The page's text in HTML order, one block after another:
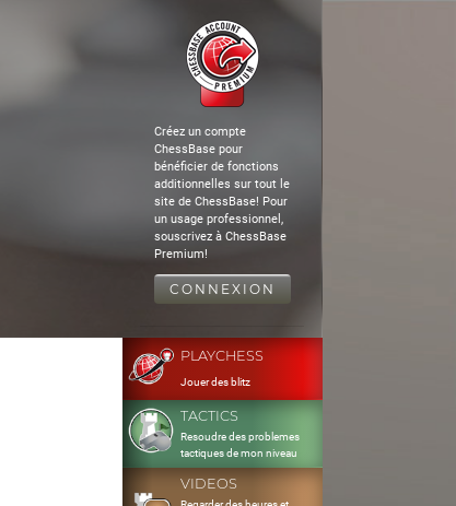
Créez un compte
ChessBase pour
bénéficier de fonctions
additionnelles sur tout le
site de ChessBase! Pour
un usage professionnel,
souscrivez à ChessBase
Premium!
CONNEXION
PLAYCHESS
Jouer des blitz
TACTICS
Resoudre des problemes
tactiques de mon niveau
VIDEOS